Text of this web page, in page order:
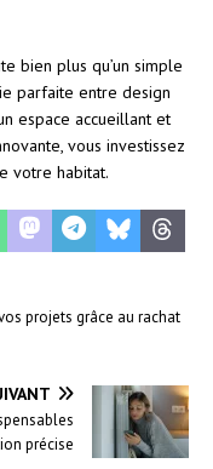
bien plus qu’un simple
parfaite entre design
espace accueillant et
vous investissez
votre habitat.
projets grâce au rachat
précise